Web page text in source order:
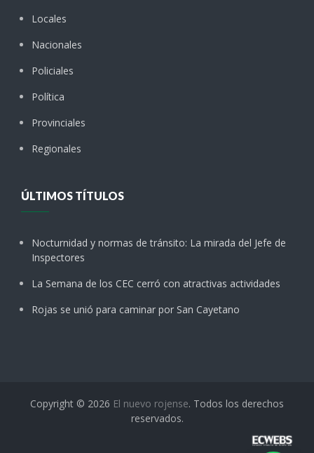
Locales
Nacionales
Policiales
Política
Provinciales
Regionales
ÚLTIMOS TÍTULOS
Nocturnidad y normas de tránsito: La mirada del Jefe de
Inspectores
La Semana de los CEC cerró con atractivas actividades
Rojas se unió para caminar por San Cayetano
Copyright © 2026 El nuevo rojense. Todos los derechos
reservados.